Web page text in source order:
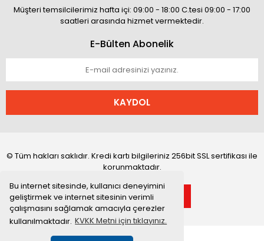
Bu internet sitesinde, kullanıcı deneyimini
geliştirmek ve internet sitesinin verimli
çalışmasını sağlamak amacıyla çerezler
kullanılmaktadır. KVKK Metni için tıklayınız.
Müşteri temsilcilerimiz hafta içi: 09:00 - 18:00 C.tesi 09:00 - 17:00
saatleri arasında hizmet vermektedir.
E-Bülten Abonelik
KAYDOL
© Tüm hakları saklıdır. Kredi kartı bilgileriniz 256bit SSL sertifikası ile
korunmaktadır.